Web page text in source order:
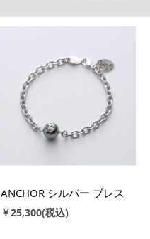
ANCHOR シルバー ブレス
￥25,300